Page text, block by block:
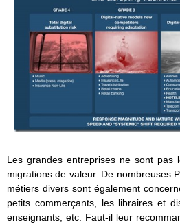
Les grandes entreprises ne sont pas
migrations de valeur. De nombreuses
métiers divers sont également
petits commerçants, les libraires et
enseignants, etc. Faut-il leur